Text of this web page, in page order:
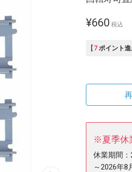
¥660 税込
7 ポイント進
※夏季休
休業期間：
～2026年8